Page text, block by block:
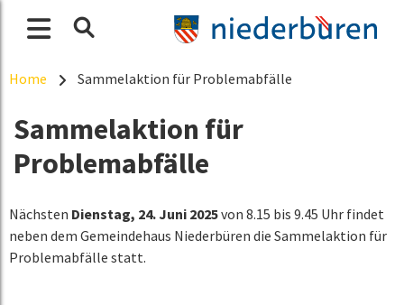
Home Sammelaktion für Problemabfälle
Sammelaktion für
Problemabfälle
Nächsten Dienstag, 24. Juni 2025von 8.15 bis 9.45 Uhr findet
neben dem Gemeindehaus Niederbüren die Sammelaktion für
Problemabfälle statt.